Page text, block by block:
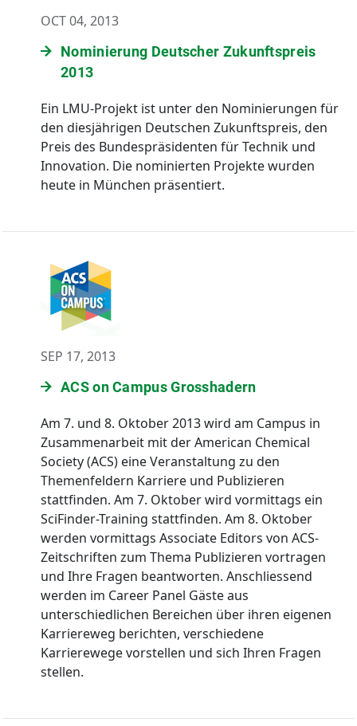
OCT 04, 2013
Nominierung Deutscher Zukunftspreis
2013
Ein LMU-Projekt ist unter den Nominierungen für
den diesjährigen Deutschen Zukunftspreis, den
Preis des Bundespräsidenten für Technik und
Innovation. Die nominierten Projekte wurden
heute in München präsentiert.
SEP 17, 2013
ACS on Campus Grosshadern
Am 7. und 8. Oktober 2013 wird am Campus in
Zusammenarbeit mit der American Chemical
Society (ACS) eine Veranstaltung zu den
Themenfeldern Karriere und Publizieren
stattfinden. Am 7. Oktober wird vormittags ein
SciFinder-Training stattfinden. Am 8. Oktober
werden vormittags Associate Editors von ACS-
Zeitschriften zum Thema Publizieren vortragen
und Ihre Fragen beantworten. Anschliessend
werden im Career Panel Gäste aus
unterschiedlichen Bereichen über ihren eigenen
Karriereweg berichten, verschiedene
Karrierewege vorstellen und sich Ihren Fragen
stellen.